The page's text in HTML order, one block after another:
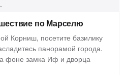
по Марселю
Корниш, посетите базилику
панорамой города.
фоне замка Иф и дворца